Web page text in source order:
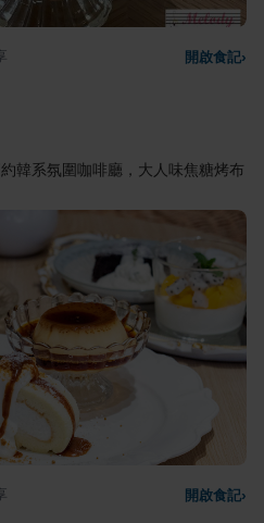
開啟食記›
韓系氛圍咖啡廳，大人味焦糖烤布
開啟食記›